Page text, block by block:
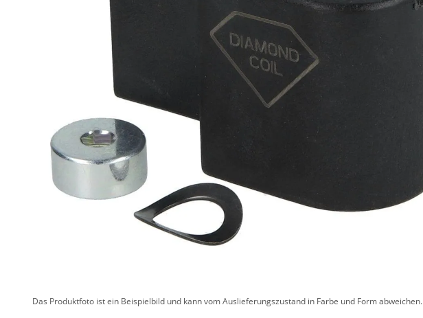
Das Produktfoto ist ein Beispielbild und kann vom Auslieferungszustand in Farbe und Form abweichen.